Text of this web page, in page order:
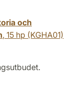
och
, 15 hp (KGHA01)